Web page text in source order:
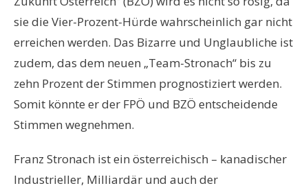
sie die Vier-Prozent-Hürde wahrscheinlich gar nicht
erreichen werden. Das Bizarre und Unglaubliche ist
zudem, das dem neuen „Team-Stronach“ bis zu
zehn Prozent der Stimmen prognostiziert werden.
Somit könnte er der FPÖ und BZÖ entscheidende
Stimmen wegnehmen.
Franz Stronach ist ein österreichisch – kanadischer
Industrieller, Milliardär und auch der